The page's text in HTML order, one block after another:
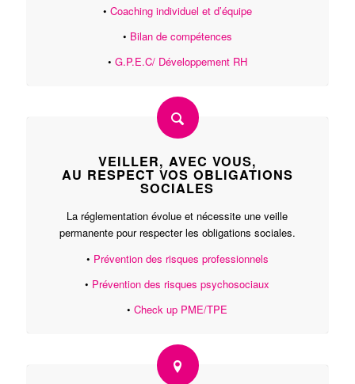
• Coaching individuel et d’équipe
• Bilan de compétences
• G.P.E.C/ Développement RH
VEILLER, AVEC VOUS,
AU RESPECT VOS OBLIGATIONS
SOCIALES
La réglementation évolue et nécessite une veille
permanente pour respecter les obligations sociales.
• Prévention des risques professionnels
• Prévention des risques psychosociaux
•Check up PME/TPE